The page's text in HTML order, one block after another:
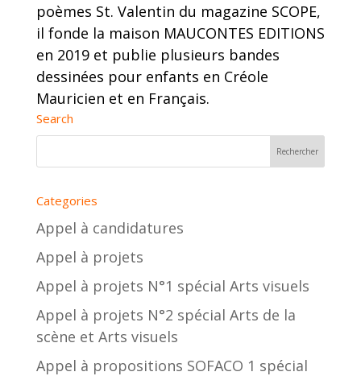
poèmes St. Valentin du magazine SCOPE,
il fonde la maison MAUCONTES EDITIONS
en 2019 et publie plusieurs bandes
dessinées pour enfants en Créole
Mauricien et en Français.
Search
Categories
Appel à candidatures
Appel à projets
Appel à projets N°1 spécial Arts visuels
Appel à projets N°2 spécial Arts de la
scène et Arts visuels
Appel à propositions SOFACO 1 spécial